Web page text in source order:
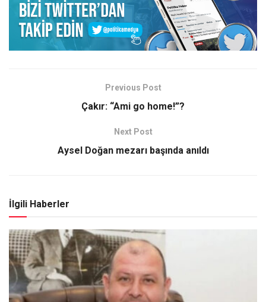
Previous Post
Çakır: “Ami go home!”?
Next Post
Aysel Doğan mezarı başında anıldı
İlgili Haberler